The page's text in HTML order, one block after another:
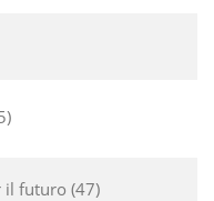
il futuro 47